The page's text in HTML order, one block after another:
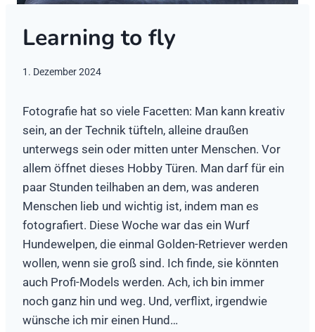
Learning to fly
1. Dezember 2024
Fotografie hat so viele Facetten: Man kann kreativ
sein, an der Technik tüfteln, alleine draußen
unterwegs sein oder mitten unter Menschen. Vor
allem öffnet dieses Hobby Türen. Man darf für ein
paar Stunden teilhaben an dem, was anderen
Menschen lieb und wichtig ist, indem man es
fotografiert. Diese Woche war das ein Wurf
Hundewelpen, die einmal Golden-Retriever werden
wollen, wenn sie groß sind. Ich finde, sie könnten
auch Profi-Models werden. Ach, ich bin immer
noch ganz hin und weg. Und, verflixt, irgendwie
wünsche ich mir einen Hund…